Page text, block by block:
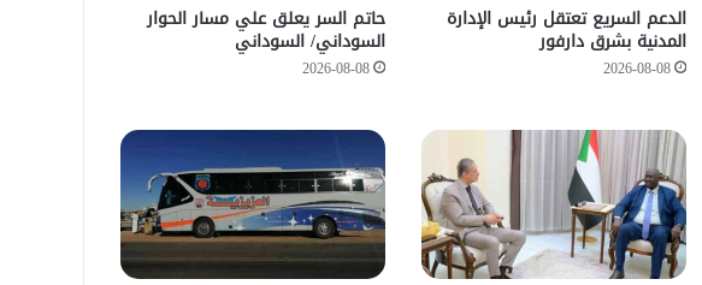
الدعم السريع تعتقل رئيس الإدارة
المدنية بشرق دارفور
2026-08-08
حاتم السر يعلق علي مسار الحوار
السوداني/ السوداني
2026-08-08